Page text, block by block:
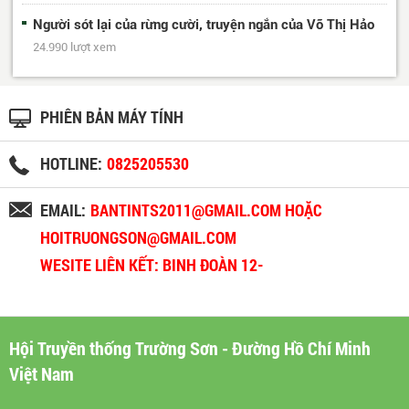
Người sót lại của rừng cười, truyện ngắn của Võ Thị Hảo
24.990 lượt xem
PHIÊN BẢN MÁY TÍNH
HOTLINE: 0825205530
EMAIL: BANTINTS2011@GMAIL.COM HOẶC
HOITRUONGSON@GMAIL.COM
WESITE LIÊN KẾT: BINH ĐOÀN 12-
Hội Truyền thống Trường Sơn - Đường Hồ Chí Minh
Việt Nam